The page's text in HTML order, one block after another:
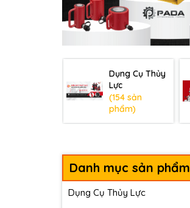
Dụng Cụ Thủy
Lực
(154 sản
phẩm)
Danh mục sản phẩm
Dụng Cụ Thủy Lực